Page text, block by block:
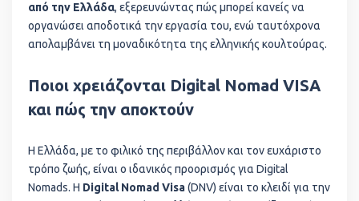
από την Ελλάδα, εξερευνώντας πώς μπορεί κανείς να
οργανώσει αποδοτικά την εργασία του, ενώ ταυτόχρονα
απολαμβάνει τη μοναδικότητα της ελληνικής κουλτούρας.
Ποιοι χρειάζονται Digital Nomad VISA
και πώς την αποκτούν
Η Ελλάδα, με το φιλικό της περιβάλλον και τον ευχάριστο
τρόπο ζωής, είναι ο ιδανικός προορισμός για Digital
Nomads. Η Digital Nomad Visa(DNV) είναι το κλειδί για την